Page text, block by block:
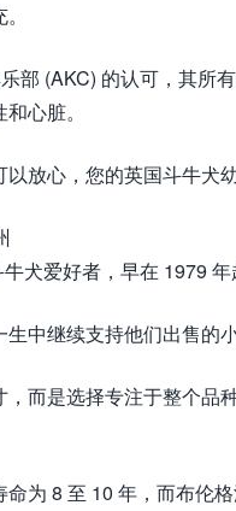
部 (AKC) 的认可，其所
心脏。
放心，您的英国斗牛犬
犬爱好者，早在 1979
中继续支持他们出售的小
而是选择专注于整个
为 8 至 10 年，而布伦